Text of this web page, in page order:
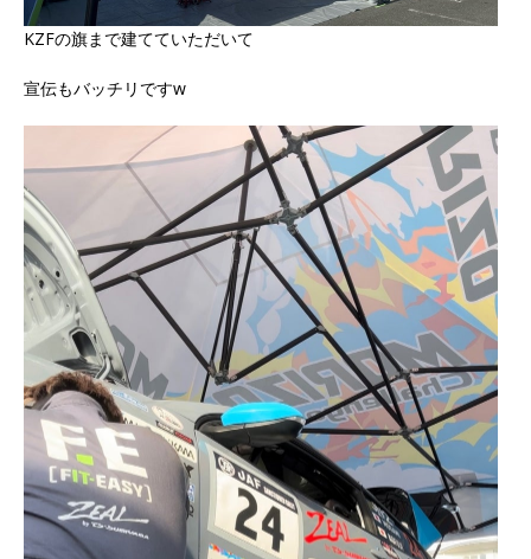
KZFの旗まで建てていただいて
宣伝もバッチリですw